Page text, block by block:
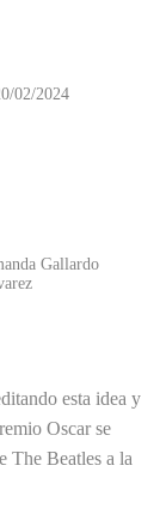
02/2024
Gallardo
esta idea y
Oscar se
The Beatles a la